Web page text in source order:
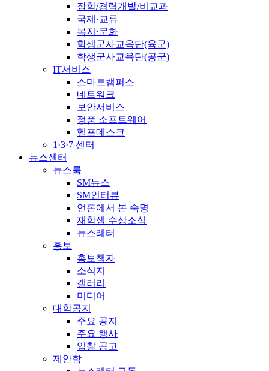
장학/경력개발/비교과
국제·교류
복지·문화
학생군사교육단(육군)
학생군사교육단(공군)
IT서비스
스마트캠퍼스
네트워크
보안서비스
정품 소프트웨어
헬프데스크
1·3·7 센터
뉴스센터
뉴스룸
SM뉴스
SM인터뷰
언론에서 본 숙명
재학생 수상소식
뉴스레터
홍보
홍보책자
소식지
갤러리
미디어
대학공지
주요 공지
주요 행사
입찰 공고
제안함